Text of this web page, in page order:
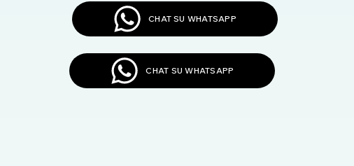
CHAT SU WHATSAPP
CHAT SU WHATSAPP